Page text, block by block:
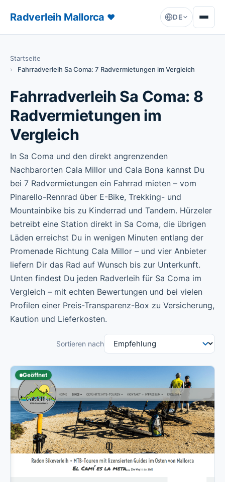
Radverleih Mallorca ♥ DE
Startseite
Fahrradverleih Sa Coma: 7 Radvermietungen im Vergleich
Fahrradverleih Sa Coma: 8
Radvermietungen im
Vergleich
In Sa Coma und den direkt angrenzenden
Nachbarorten Cala Millor und Cala Bona kannst Du
bei 7 Radvermietungen ein Fahrrad mieten – vom
Pinarello-Rennrad über E-Bike, Trekking- und
Mountainbike bis zu Kinderrad und Tandem. Hürzeler
betreibt eine Station direkt in Sa Coma, die übrigen
Läden erreichst Du in wenigen Minuten entlang der
Promenade Richtung Cala Millor – und vier Anbieter
liefern Dir das Rad auf Wunsch bis zur Unterkunft.
Unten findest Du jeden Radverleih für Sa Coma im
Vergleich – mit echten Bewertungen und bei vielen
Profilen einer Preis-Transparenz-Box zu Versicherung,
Kaution und Lieferkosten.
Sortieren nach
Geöffnet